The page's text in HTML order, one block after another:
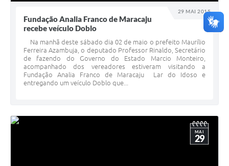
29 MAI 2015
Fundação Analia Franco de Maracaju
recebe veículo Doblo
Na manhã deste sábado dia 02 de maio o prefeito Maurílio
Ferreira Azambuja, o deputado Professor Rinaldo, Secretário
de fazendo do Governo do Estado Marcio Monteiro,
acompanhado dos vereadores estiveram visitando a
Fundação Analia Franco de Maracaju Lar do Idoso e
entregando um veículo Doblo que...
MAI
29